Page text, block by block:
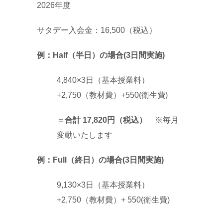
2026年度
サタデー入会金：16,500（税込）
例：Half（半日）の場合(3日間実施)
4,840×3日（基本授業料）
+2,750（教材費）+550(衛生費)
＝ 合計 17,820円（税込）
※毎月
変動いたします
例：Full（終日）の場合(3日間実施)
9,130×3日（基本授業料）
+2,750（教材費）+ 550(衛生費)